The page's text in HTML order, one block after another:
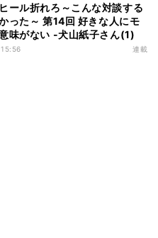
ール折れろ～こんな対談する
った～ 第14回 好きな人にモ
味がない -犬山紙子さん(1)
連載